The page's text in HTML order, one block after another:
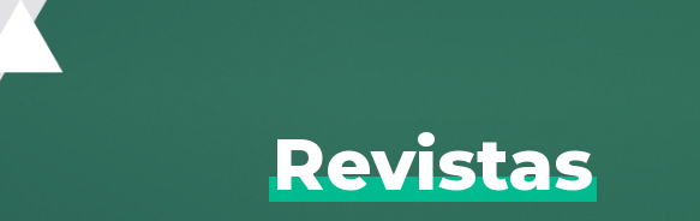
Revistas